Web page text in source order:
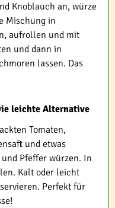
Knoblauch an, würze
Mischung in
aufrollen und mit
und dann in
lassen. Das
leichte Alternative
Tomaten,
und etwas
Pfeffer würzen. In
Kalt oder leicht
Perfekt für